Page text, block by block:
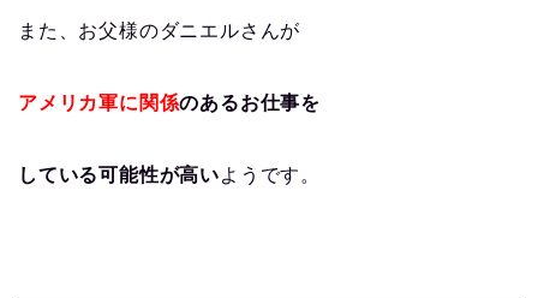
また、お父様のダニエルさんが
アメリカ軍に関係のあるお仕事を
している可能性が高いようです。